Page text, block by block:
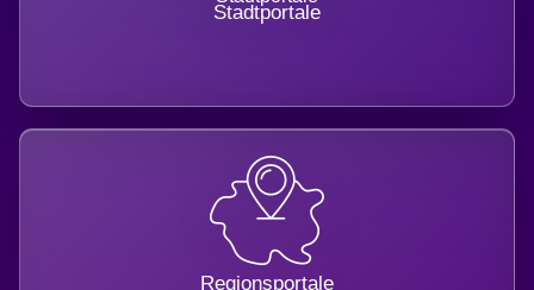
Stadtportale
Regionsportale